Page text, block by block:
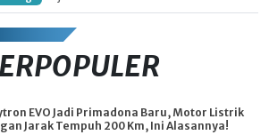
EVO Jadi Primadona Baru, Motor Listrik
Jarak Tempuh 200 Km, Ini Alasannya!